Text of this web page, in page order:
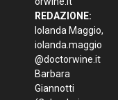
REDAZIONE:
Iolanda Maggio,
iolanda.maggio
@doctorwine.it
Barbara
Giannotti